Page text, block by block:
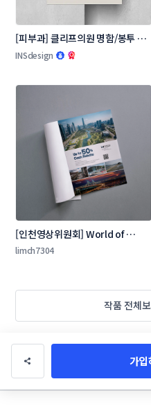
[피부과] 클리프의원 명함/봉투 콘
테스트
INSdesign
[인천영상위원회] World of
Locations 잡지 광고 콘테스트
limch7304
작품 전체
가입